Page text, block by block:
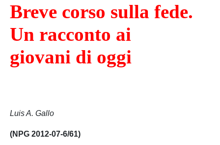
Breve corso sulla fede.
Un racconto ai
giovani di oggi
Luis A. Gallo
(NPG 2012-07-6/61)